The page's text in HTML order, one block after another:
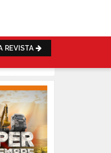
REVISTA